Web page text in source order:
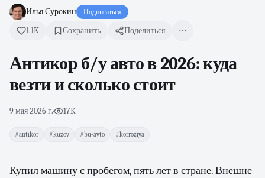
Илья Сурокин Подписаться
1.1K Сохранить Поделиться
Антикор б/у авто в 2026: куда
везти и сколько стоит
9 мая 2026 г.· 17K
#antikor #kuzov #bu-avto #korroziya
Купил машину с пробегом, пять лет в стране. Внешне